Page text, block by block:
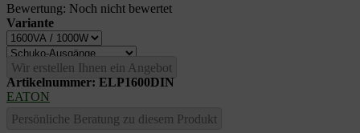
Bewertung: Noch nicht bewertet
Variante
Wir erstellen Ihnen ein Angebot
Artikelnummer: ELP1600DIN
EATON
Persönliche Beratung zu diesem Produkt